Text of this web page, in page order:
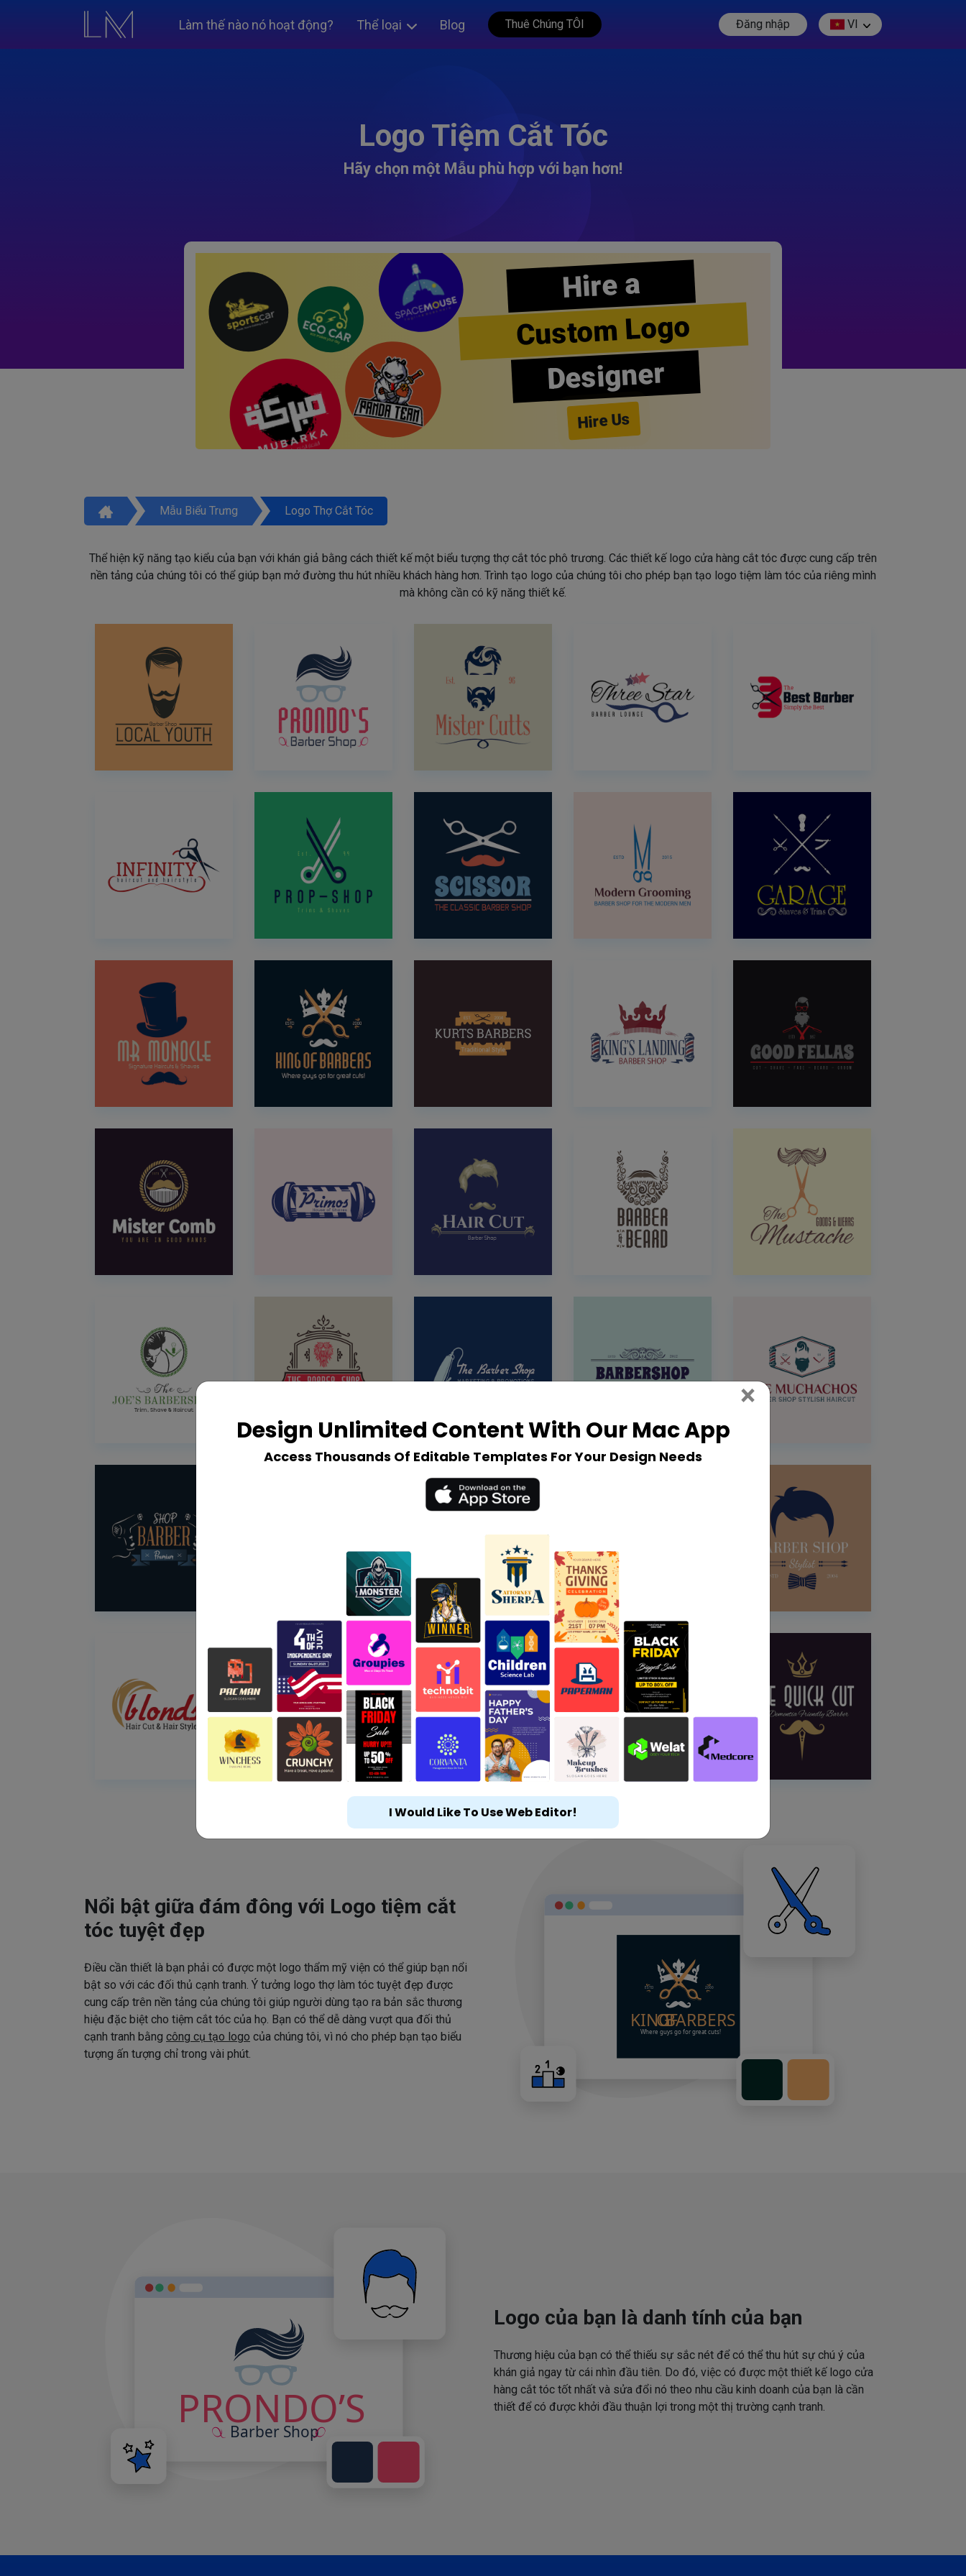
Làm thế nào nó hoạt động? Thể loại Blog Thuê Chúng TÔI Đăng nhập VI
Logo Tiệm Cắt Tóc
Hãy chọn một Mẫu phù hợp với bạn hơn!
Hire a
Custom Logo
Designer
Hire Us
Mẫu Biểu Trưng Logo Thợ Cắt Tóc
Thể hiện kỹ năng tạo kiểu của bạn với khán giả bằng cách thiết kế một biểu tượng thợ cắt tóc phô trương. Các thiết kế logo cửa hàng cắt tóc được cung cấp trên
nền tảng của chúng tôi có thể giúp bạn mở đường thu hút nhiều khách hàng hơn. Trình tạo logo của chúng tôi cho phép bạn tạo logo tiệm làm tóc của riêng mình
mà không cần có kỹ năng thiết kế.
Nổi bật giữa đám đông với Logo tiệm cắt
tóc tuyệt đẹp
Điều cần thiết là bạn phải có được một logo thẩm mỹ viện có thể giúp bạn nổi
bật so với các đối thủ cạnh tranh. Ý tưởng logo thợ làm tóc tuyệt đẹp được
cung cấp trên nền tảng của chúng tôi giúp người dùng tạo ra bản sắc thương
hiệu đặc biệt cho tiệm cắt tóc của họ. Bạn có thể dễ dàng vượt qua đối thủ
cạnh tranh bằng công cụ tạo logo của chúng tôi, vì nó cho phép bạn tạo biểu
tượng ấn tượng chỉ trong vài phút.
Logo của bạn là danh tính của bạn
Thương hiệu của bạn có thể thiếu sự sắc nét để có thể thu hút sự chú ý của
khán giả ngay từ cái nhìn đầu tiên. Do đó, việc có được một thiết kế logo cửa
hàng cắt tóc tốt nhất và sửa đổi nó theo nhu cầu kinh doanh của bạn là cần
thiết để có được khởi đầu thuận lợi trong một thị trường cạnh tranh.
Design Unlimited Content With Our Mac App
Access Thousands Of Editable Templates For Your Design Needs
× Close
I Would Like To Use Web Editor!